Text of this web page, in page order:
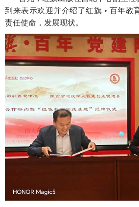
到来表示欢迎并介绍了红旗 • 百年教
责任使命，发展现状。